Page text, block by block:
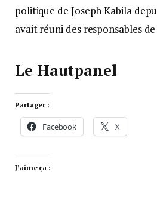
politique de Joseph Kabila
avait réuni des responsables
Le Hautpanel
Partager :
Facebook X
J’aime ça :